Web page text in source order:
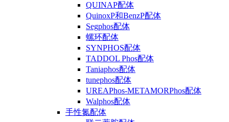
QUINAP配体
QuinoxP和BenzP配体
Segphos配体
螺环配体
SYNPHOS配体
TADDOL Phos配体
Taniaphos配体
tunephos配体
UREAPhos-METAMORPhos配体
Walphos配体
手性氮配体